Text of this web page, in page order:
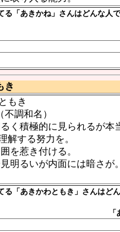
る「あきかね」さんはどんな人
き
もき
調和名）
く積極的に見られるが本
解する努力を。
を惹き付ける。
明るいが内面には暗さが
る「あきかわともき」さんはど